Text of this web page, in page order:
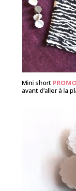
Mini short
avant d’aller à la